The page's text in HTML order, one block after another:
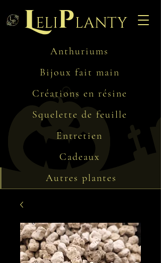
Leliplanty
Anthuriums
Bijoux fait main
Créations en résine
Squelette de feuille
Entretien
Cadeaux
Autres plantes